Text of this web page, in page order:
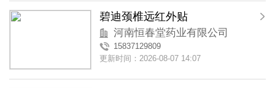
碧迪颈椎远红外贴
河南恒春堂药业有限公司
15837129809
更新时间：2026-08-07 14:07